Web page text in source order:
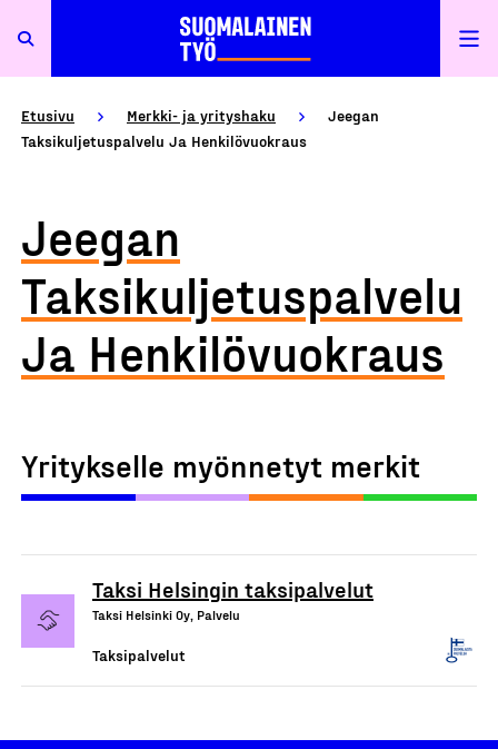
Etusivu Merkki- ja yrityshaku
Jeegan
Taksikuljetuspalvelu Ja Henkilövuokraus
Jeegan
Taksikuljetuspalvelu
Ja Henkilövuokraus
Yritykselle myönnetyt merkit
Taksi Helsingin taksipalvelut
Taksi Helsinki Oy, Palvelu
Taksipalvelut